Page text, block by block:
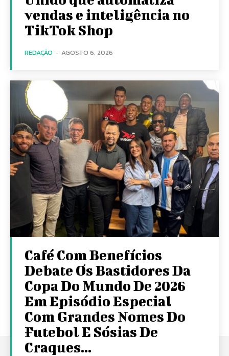
vendas e inteligência no
TikTok Shop
REDAÇÃO - AGOSTO 6, 2026
Café Com Benefícios
Debate Os Bastidores Da
Copa Do Mundo De 2026
Em Episódio Especial
Com Grandes Nomes Do
Futebol E Sósias De
Craques...